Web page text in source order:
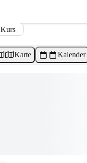
Kurs
Karte Kalender